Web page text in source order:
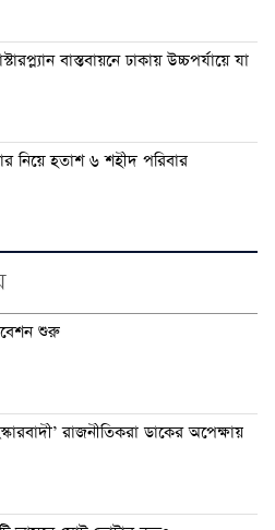
বাস্তবায়নে ঢাকায় উচ্চপর্যায়ে যা
নিয়ে হতাশ ৬ শহীদ পরিবার
শুরু
রাজনীতিকরা ডাকের অপেক্ষায়